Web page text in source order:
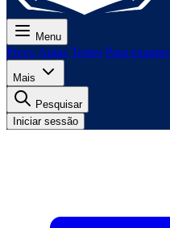
Menu
Preço Aulas Testes Para exames
Mais
Pesquisar
Iniciar sessão